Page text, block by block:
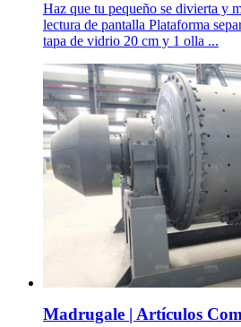
Haz que tu pequeño se divierta y
lectura de pantalla Plataforma
tapa de vidrio 20 cm y 1 olla ...
Madrugale | Artículos